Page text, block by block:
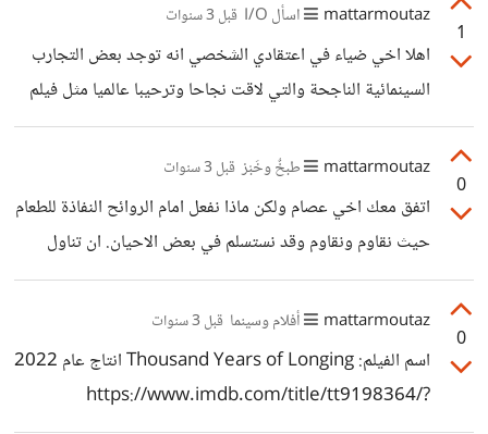
1
mattarmoutaz اسأل I/O قبل 3 سنوات
اهلا اخي ضياء في اعتقادي الشخصي انه توجد بعض التجارب
السينمائية الناجحة والتي لاقت نجاحا وترحيبا عالميا مثل فيلم
شادي عبدالسلام المومياء وبعض التجارب الاخرى مثل فيلم
الكيت كات و ارض الخوف لداوود عبد السيد وليه يابنفسج
للمخرج رضوان الكاشف وافلام اخرى ايضا مثل دعاء الكراون
والكثير من افلام المخرج يوسف شاهين فكلها تجارب ناجحة
حصلت على بعض التغطيه الاعلامية وهي موجودة في ارشيف
ان ماتحتاجه السينما العربية للوصول الى العالمية هو
0
mattarmoutaz طبخٌ وخَبْز قبل 3 سنوات
اتفق معك اخي عصام ولكن ماذا نفعل امام الروائح النفاذة للطعام
حيث نقاوم ونقاوم وقد نستسلم في بعض الاحيان. ان تناول
الطعام الشهي من اجمل متع الحياة. ولكن بالطبع علينا السيطرة
على رغباتنا في الاكثار من تناول الاطعمة الغير صحية وممارسة
الرياضة بشكل يومي.
0
mattarmoutaz أفلام وسينما قبل 3 سنوات
اسم الفيلم: Thousand Years of Longing انتاج عام 2022
https://www.imdb.com/title/tt9198364/?